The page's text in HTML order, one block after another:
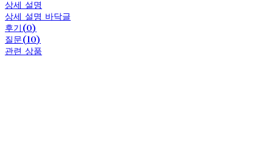
상세 설명
상세 설명 바닥글
후기(0)
질문(10)
관련 상품